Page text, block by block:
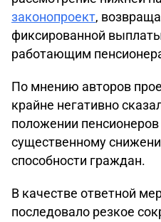
законопроект,
фиксированной
работающим
По мнению авторов
крайне негативно
положении пенсионеров
существенному
способности граждан.
В качестве ответной
последовало резкое